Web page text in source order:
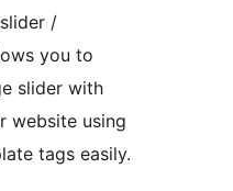
/
you to
slider with
website using
tags easily.